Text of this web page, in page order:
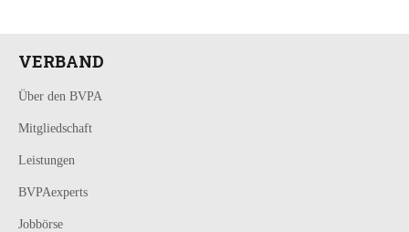
VERBAND
Über den BVPA
Mitgliedschaft
Leistungen
BVPAexperts
Jobbörse